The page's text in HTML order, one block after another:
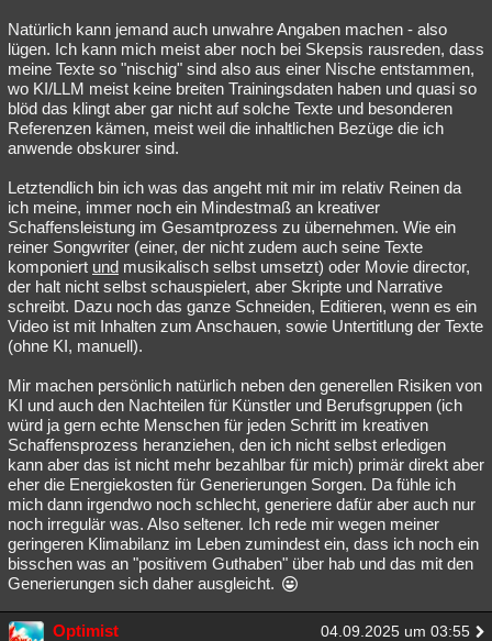
Natürlich kann jemand auch unwahre Angaben machen - also
lügen. Ich kann mich meist aber noch bei Skepsis rausreden, dass
meine Texte so "nischig" sind also aus einer Nische entstammen,
wo KI/LLM meist keine breiten Trainingsdaten haben und quasi so
blöd das klingt aber gar nicht auf solche Texte und besonderen
Referenzen kämen, meist weil die inhaltlichen Bezüge die ich
anwende obskurer sind.
Letztendlich bin ich was das angeht mit mir im relativ Reinen da
ich meine, immer noch ein Mindestmaß an kreativer
Schaffensleistung im Gesamtprozess zu übernehmen. Wie ein
reiner Songwriter (einer, der nicht zudem auch seine Texte
komponiert und musikalisch selbst umsetzt) oder Movie director,
der halt nicht selbst schauspielert, aber Skripte und Narrative
schreibt. Dazu noch das ganze Schneiden, Editieren, wenn es ein
Video ist mit Inhalten zum Anschauen, sowie Untertitlung der Texte
(ohne KI, manuell).
Mir machen persönlich natürlich neben den generellen Risiken von
KI und auch den Nachteilen für Künstler und Berufsgruppen (ich
würd ja gern echte Menschen für jeden Schritt im kreativen
Schaffensprozess heranziehen, den ich nicht selbst erledigen
kann aber das ist nicht mehr bezahlbar für mich) primär direkt aber
eher die Energiekosten für Generierungen Sorgen. Da fühle ich
mich dann irgendwo noch schlecht, generiere dafür aber auch nur
noch irregulär was. Also seltener. Ich rede mir wegen meiner
geringeren Klimabilanz im Leben zumindest ein, dass ich noch ein
bisschen was an "positivem Guthaben" über hab und das mit den
Generierungen sich daher ausgleicht.
Optimist 04.09.2025 um 03:55